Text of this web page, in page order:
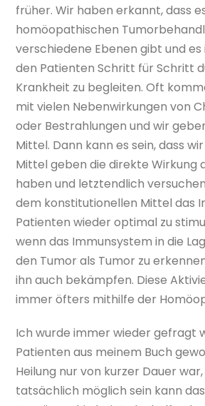
früher. Wir haben erkannt, dass
homöopathischen
verschiedene Ebenen gibt und
den Patienten Schritt für Schritt
Krankheit zu begleiten. Oft
mit vielen Nebenwirkungen von
oder Bestrahlungen und wir
Mittel. Dann kann es sein, dass
Mittel geben die direkte Wirkung
haben und letztendlich
dem konstitutionellen Mittel das
Patienten wieder optimal zu
wenn das Immunsystem in die
den Tumor als Tumor zu
ihn auch bekämpfen. Diese
immer öfters mithilfe der
Ich wurde immer wieder gefragt
Patienten aus meinem Buch
Heilung nur von kurzer Dauer
tatsächlich möglich sein kann